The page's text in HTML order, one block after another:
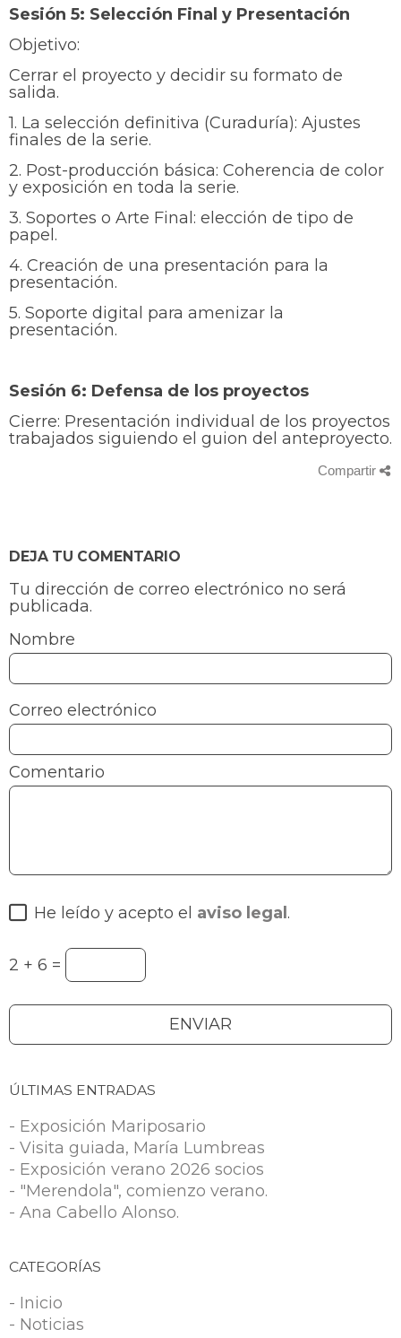
Sesión 5: Selección Final y Presentación
Objetivo:
Cerrar el proyecto y decidir su formato de
salida.
1. La selección definitiva (Curaduría): Ajustes
finales de la serie.
2. Post-producción básica: Coherencia de color
y exposición en toda la serie.
3. Soportes o Arte Final: elección de tipo de
papel.
4. Creación de una presentación para la
presentación.
5. Soporte digital para amenizar la
presentación.
Sesión 6: Defensa de los proyectos
Cierre: Presentación individual de los proyectos
trabajados siguiendo el guion del anteproyecto.
Compartir
DEJA TU COMENTARIO
Tu dirección de correo electrónico no será
publicada.
Nombre
Correo electrónico
Comentario
He leído y acepto el aviso legal.
2 + 6 =
ÚLTIMAS ENTRADAS
- Exposición Mariposario
- Visita guiada, María Lumbreas
- Exposición verano 2026 socios
- "Merendola", comienzo verano.
- Ana Cabello Alonso.
CATEGORÍAS
- Inicio
- Noticias